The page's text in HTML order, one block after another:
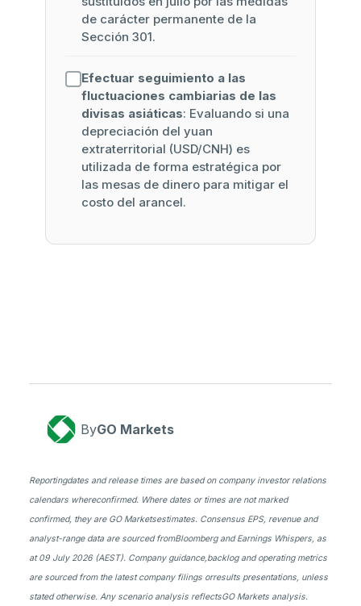
de carácter permanente de la
Sección 301.
Efectuar seguimiento a las
fluctuaciones cambiarias de las
divisas asiáticas: Evaluando si una
depreciación del yuan
extraterritorial (USD/CNH) es
utilizada de forma estratégica por
las mesas de dinero para mitigar el
costo del arancel.
ByGO Markets
Reportingdates and release times are based on company investor relations
calendars whereconfirmed. Where dates or times are not marked
confirmed, they are GO Marketsestimates. Consensus EPS, revenue and
analyst-range data are sourced fromBloomberg and Earnings Whispers, as
at 09 July 2026 (AEST). Company guidance,backlog and operating metrics
are sourced from the latest company filings orresults presentations, unless
stated otherwise. Any scenario analysis reflectsGO Markets analysis.